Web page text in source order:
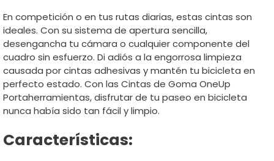
En competición o en tus rutas diarias, estas cintas son
ideales. Con su sistema de apertura sencilla,
desengancha tu cámara o cualquier componente del
cuadro sin esfuerzo. Di adiós a la engorrosa limpieza
causada por cintas adhesivas y mantén tu bicicleta en
perfecto estado. Con las Cintas de Goma OneUp
Portaherramientas, disfrutar de tu paseo en bicicleta
nunca había sido tan fácil y limpio.
Características: